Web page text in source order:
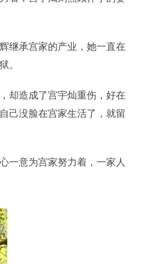
继承宫家的产业，她一直在
。
却造成了宫宇灿重伤，好在
己没脸在宫家生活了，就留
一意为宫家努力着，一家人